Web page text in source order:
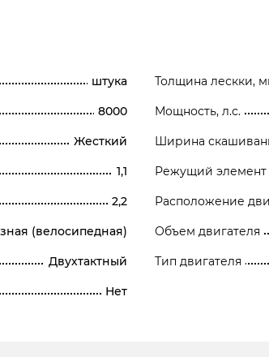
штука
8000
Жесткий
1,1
2,2
(велосипедная)
Двухтактный
Нет
Толщина лескки,
Мощность, л.с.
Ширина
Режущий элемент
Расположение
Объем двигателя
Тип двигателя